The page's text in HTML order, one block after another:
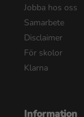
Jobba hos oss
Samarbete
Disclaimer
För skolor
Klarna
Information